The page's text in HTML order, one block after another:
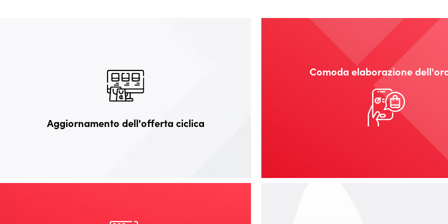
Aggiornamento dell'offerta ciclica
Comoda elaborazione